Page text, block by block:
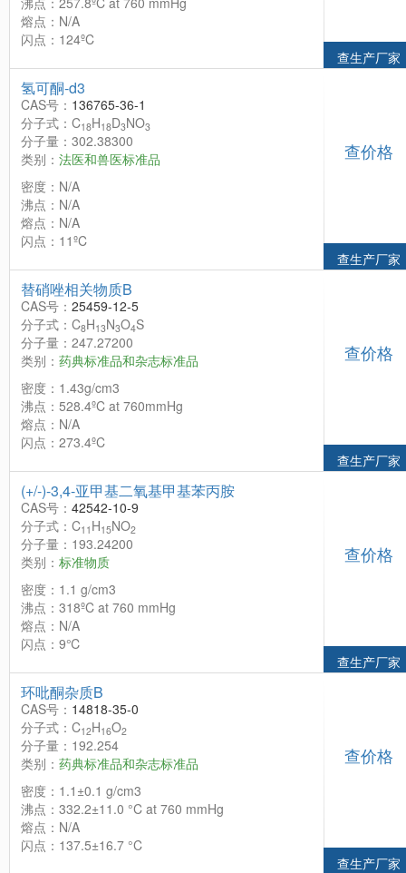
熔点：N/A
闪点：124ºC
查生产厂家
氢可酮-d3
CAS号： 136765-36-1
分子式：C18H18D3NO3
分子量：302.38300
类别： 法医和兽医标准品
密度：N/A
沸点：N/A
熔点：N/A
闪点：11ºC
查价格
查生产厂家
替硝唑相关物质B
CAS号： 25459-12-5
分子式：C8H13N3O4S
分子量：247.27200
类别： 药典标准品和杂志标准品
密度：1.43g/cm3
沸点：528.4ºC at 760mmHg
熔点：N/A
闪点：273.4ºC
查价格
查生产厂家
(+/-)-3,4-亚甲基二氧基甲基苯丙胺
CAS号： 42542-10-9
分子式：C11 H15NO2
分子量：193.24200
类别： 标准物质
密度：1.1 g/cm3
沸点：318ºC at 760 mmHg
熔点：N/A
闪点：9℃
查价格
查生产厂家
环吡酮杂质B
CAS号： 14818-35-0
分子式：C12H16O2
分子量：192.254
类别： 药典标准品和杂志标准品
密度：1.1±0.1 g/cm3
沸点：332.2±11.0 °C at 760 mmHg
熔点：N/A
闪点：137.5±16.7 °C
查价格
查生产厂家